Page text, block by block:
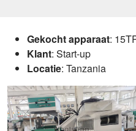
Gekocht apparaat:
Klant: Start-up
Locatie: Tanzania